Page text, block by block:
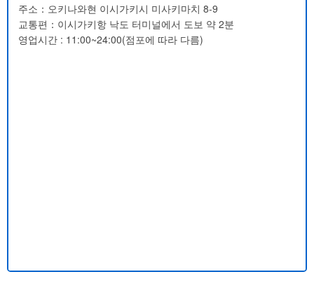
주소：오키나와현 이시가키시 미사키마치 8-9
교통편：이시가키항 낙도 터미널에서 도보 약 2분
영업시간 : 11:00~24:00(점포에 따라 다름)